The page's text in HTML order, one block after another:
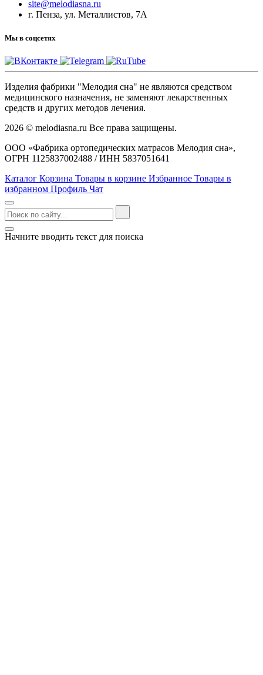
site@melodiasna.ru
г. Пенза, ул. Металлистов, 7А
Мы в соцсетях
Изделия фабрики "Мелодия сна" не являются средством
медицинского назначения, не заменяют лекарственных
средств и других методов лечения.
2026 © melodiasna.ru Все права защищены.
ООО «Фабрика ортопедических матрасов Мелодия сна»,
ОГРН 1125837002488 / ИНН 5837051641
Каталог Корзина Товары в корзине Избранное Товары в
избранном Профиль Чат
Начните вводить текст для поиска